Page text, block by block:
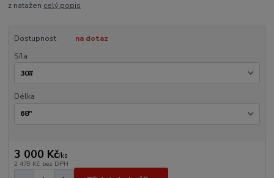
z natažen celý popis
Dostupnost
na dotaz
Síla
Délka
3 000 Kč/ks
2 479 Kč bez DPH